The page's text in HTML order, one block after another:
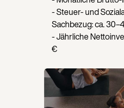
- Steuer- und
Sachbezug: ca.
- Jährliche
€